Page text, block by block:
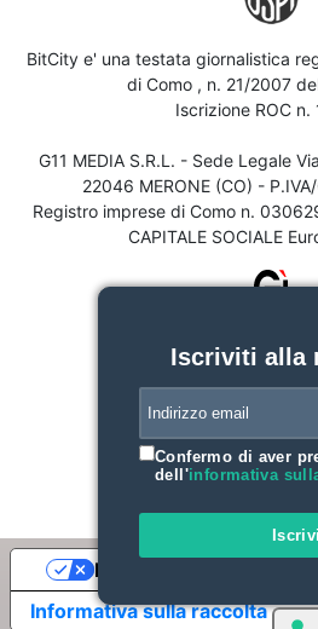
BitCity e' una testata giornalistica
di Como , n. 21/2007
Iscrizione ROC n.
G11 MEDIA S.R.L. - Sede Legale
22046 MERONE (CO) -
Registro imprese di Como n.
CAPITALE SOCIALE
Iscriviti alla
Confermo di aver
dell'informativa
Informativa sulla raccolta
Le tue preferenze